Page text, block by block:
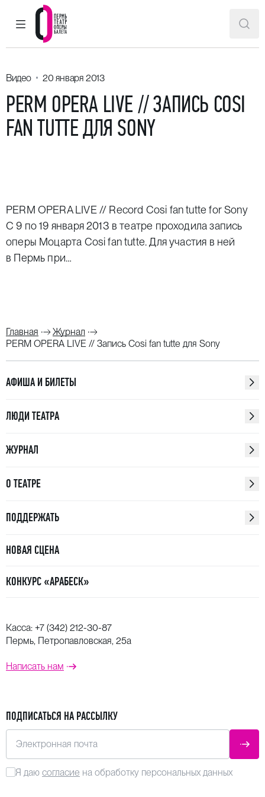
ГЛАВНОЕ МЕНЮ
Пермский театр оперы и балета
Видео 20 января 2013
PERM OPERA LIVE // ЗАПИСЬ COSI
FAN TUTTE ДЛЯ SONY
PERM OPERA LIVE // Record Cosi fan tutte for Sony
C 9 по 19 января 2013 в театре проходила запись
оперы Моцарта Cosi fan tutte. Для участия в ней
в Пермь при…
Главная
Журнал
PERM OPERA LIVE // Запись Cosi fan tutte для Sony
АФИША И БИЛЕТЫ
ЛЮДИ ТЕАТРА
ЖУРНАЛ
О ТЕАТРЕ
ПОДДЕРЖАТЬ
НОВАЯ СЦЕНА
КОНКУРС «АРАБЕСК»
Касса: +7 (342) 212-30-87
Пермь, Петропавловская, 25а
Написать нам
ПОДПИСАТЬСЯ НА РАССЫЛКУ
Электронная почта
Я даю согласие на обработку персональных данных